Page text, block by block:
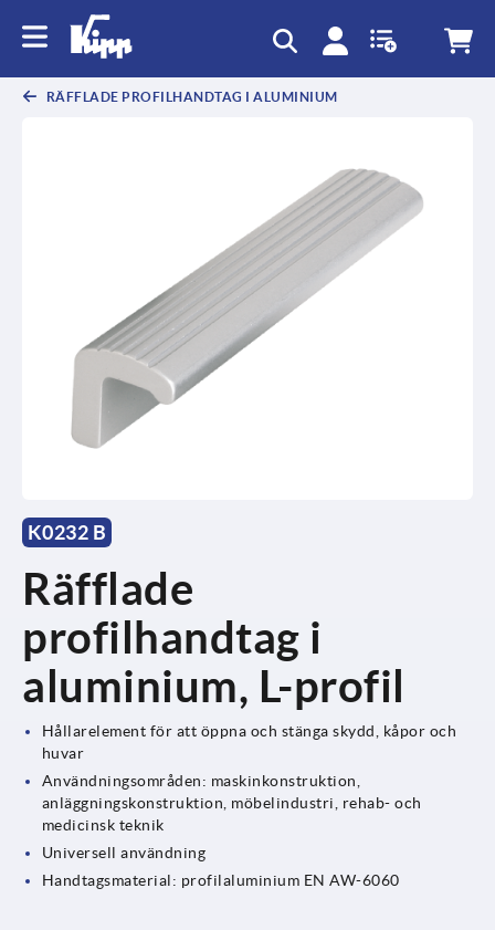
RÄFFLADE PROFILHANDTAG I ALUMINIUM
K0232 B
Räfflade
profilhandtag i
aluminium, L-profil
Hållarelement för att öppna och stänga skydd, kåpor och
huvar
Användningsområden: maskinkonstruktion,
anläggningskonstruktion, möbelindustri, rehab- och
medicinsk teknik
Universell användning
Handtagsmaterial: profilaluminium EN AW-6060